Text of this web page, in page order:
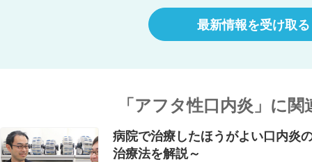
最新情報を受け取る
「アフタ性口内炎」に
病院で治療したほうがよい口内炎
治療法を解説～